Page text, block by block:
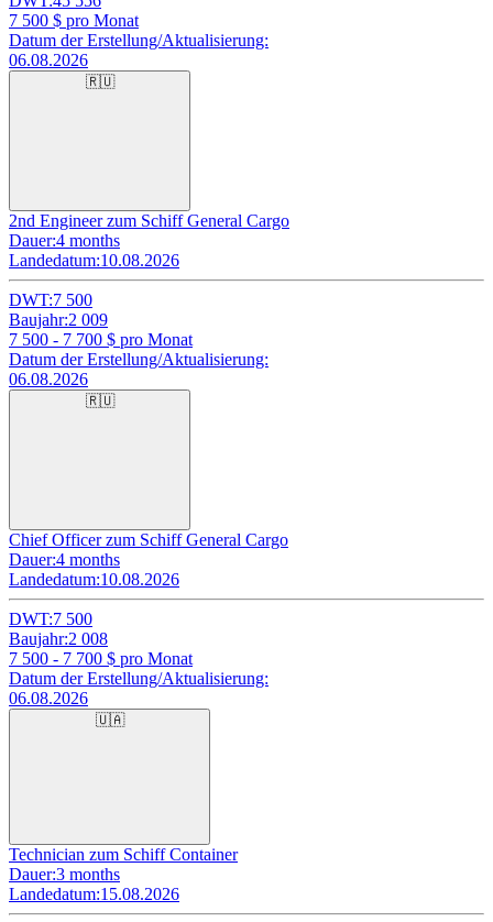
7 500 $ pro Monat
Datum der Erstellung/Aktualisierung:
06.08.2026
🇷🇺
2nd Engineer zum Schiff General Cargo
Dauer:4 months
Landedatum:10.08.2026
DWT:7 500
Baujahr:2 009
7 500 - 7 700 $ pro Monat
Datum der Erstellung/Aktualisierung:
06.08.2026
🇷🇺
Chief Officer zum Schiff General Cargo
Dauer:4 months
Landedatum:10.08.2026
DWT:7 500
Baujahr:2 008
7 500 - 7 700 $ pro Monat
Datum der Erstellung/Aktualisierung:
06.08.2026
🇺🇦
Technician zum Schiff Container
Dauer:3 months
Landedatum:15.08.2026